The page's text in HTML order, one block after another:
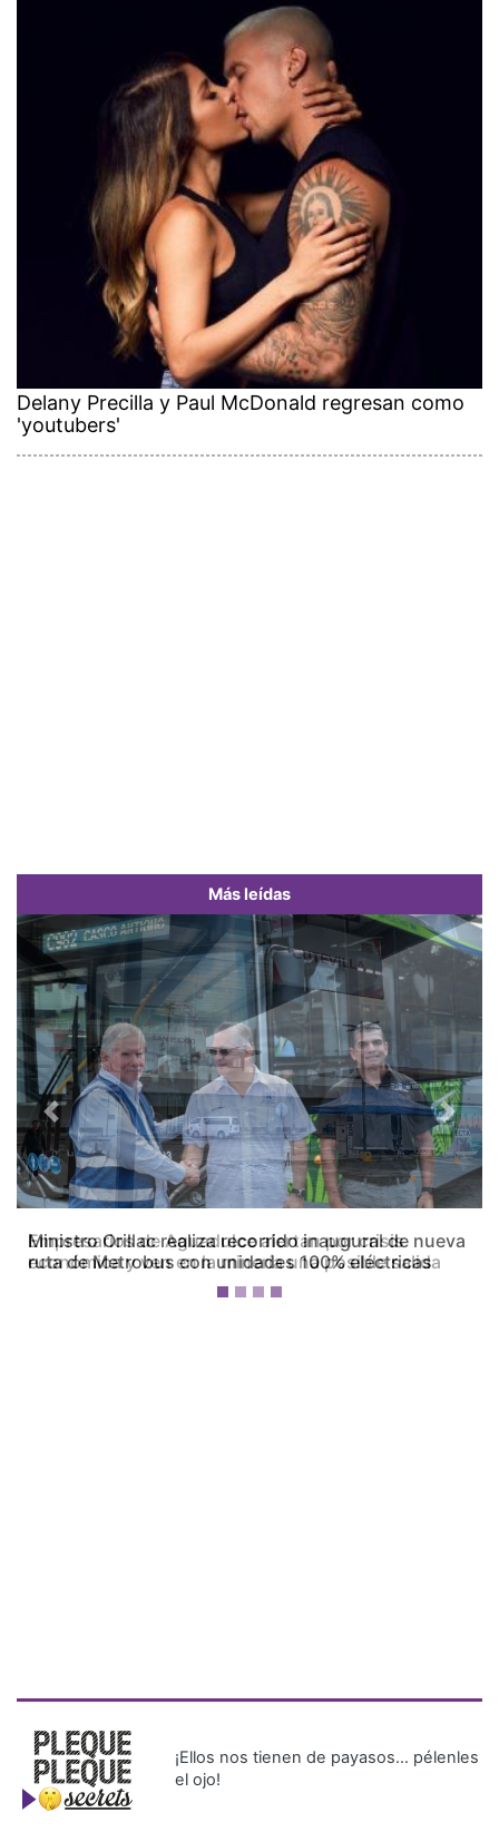
Delany Precilla y Paul McDonald regresan como
'youtubers'
Más leídas
Empresarios de Aguadulce alertan por crisis
económica y ven en la minería una posible salida
Previous Next
¡Ellos nos tienen de payasos… pélenles
el ojo!